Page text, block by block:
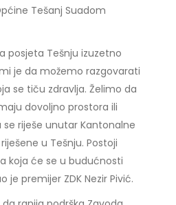
Tešanj Suadom
posjeta Tešnju izuzetno
je da možemo razgovarati
se tiču zdravlja. Želimo da
dovoljno prostora ili
riješe unutar Kantonalne
u Tešnju. Postoji
koja će se u budućnosti
je premijer ZDK Nezir Pivić.